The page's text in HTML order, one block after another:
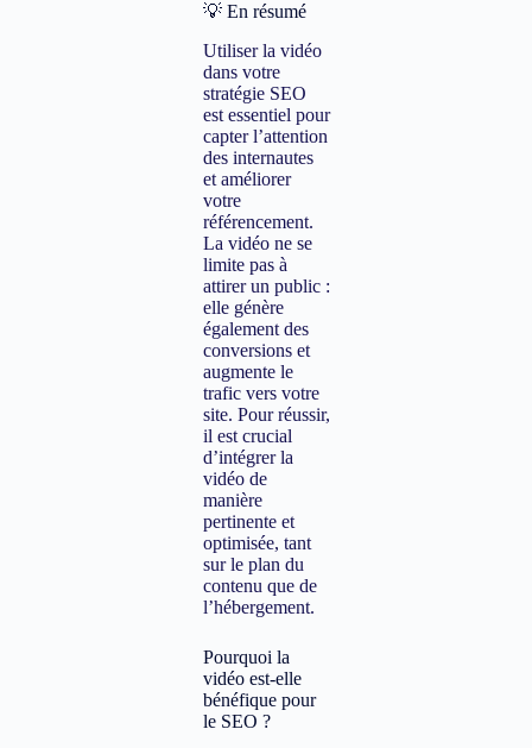
💡 En résumé
Utiliser la vidéo
dans votre
stratégie SEO
est essentiel pour
capter l’attention
des internautes
et améliorer
votre
référencement.
La vidéo ne se
limite pas à
attirer un public :
elle génère
également des
conversions et
augmente le
trafic vers votre
site. Pour réussir,
il est crucial
d’intégrer la
vidéo de
manière
pertinente et
optimisée, tant
sur le plan du
contenu que de
l’hébergement.
Pourquoi la
vidéo est-elle
bénéfique pour
le SEO ?